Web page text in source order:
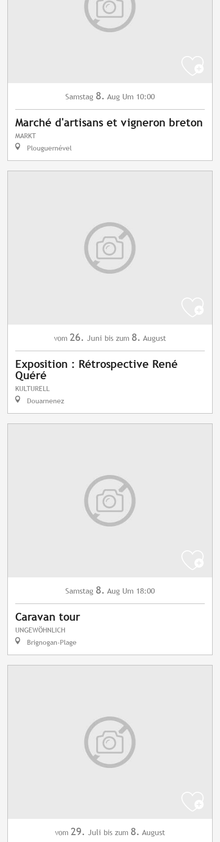
Samstag 8. Aug Um 10:00
Marché d'artisans et vigneron breton
MARKT
Plouguernével
vom 26. Juni bis zum 8. August
Exposition : Rétrospective René
Quéré
KULTURELL
Douarnenez
Samstag 8. Aug Um 18:00
Caravan tour
UNGEWÖHNLICH
Brignogan-Plage
vom 29. Juli bis zum 8. August